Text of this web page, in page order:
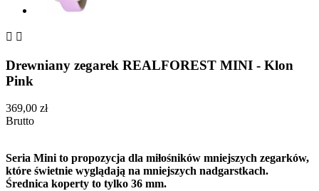
 
Drewniany zegarek REALFOREST MINI - Klon
Pink
369,00 zł
Brutto
Seria Mini to propozycja dla miłośników mniejszych zegarków,
które świetnie wyglądają na mniejszych nadgarstkach.
Średnica koperty to tylko 36 mm.